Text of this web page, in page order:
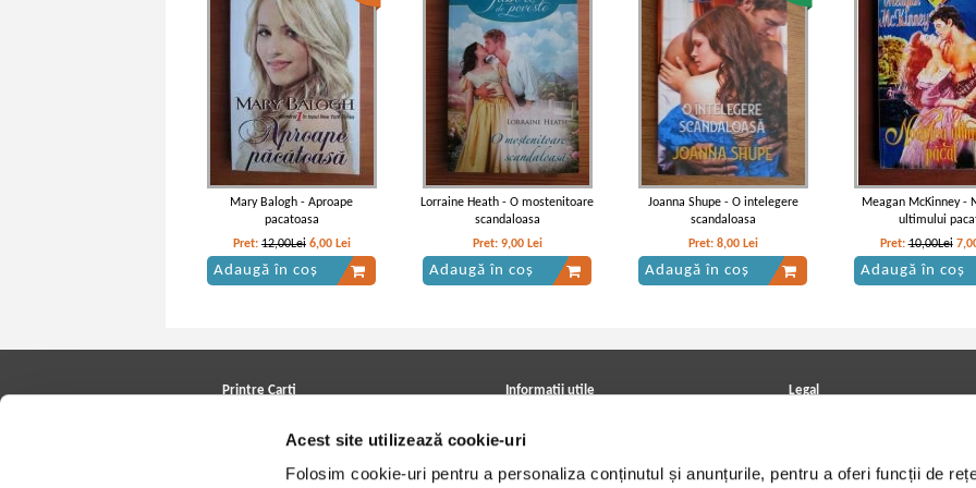
Acest site utilizează cookie-uri
Folosim cookie-uri pentru a personaliza conținutul și anunțurile, pentru a oferi funcții de
Mary Balogh - Aproape
pacatoasa
Pret: 12,00Lei 6,00 Lei
Adaugă în coș
Lorraine Heath - O mostenitoare
scandaloasa
Pret: 9,00 Lei
Adaugă în coș
Joanna Shupe - O intelegere
scandaloasa
Pret: 8,00 Lei
Adaugă în coș
Meagan McKinney -
ultimului
Pret:10,00Lei
Adaugă în coș
Printre Carti Informatii utile
Achizitii viniluri, casete, CD/DVD
Cum cumpar?
Legal
Termeni si conditii